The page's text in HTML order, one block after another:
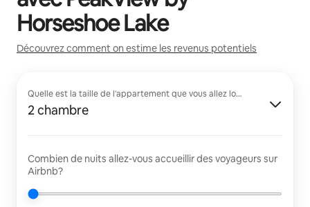
Horseshoe Lake
Découvrez comment on estime les revenus potentiels
Quelle est la taille de l'appartement que vous allez louer?
2 chambre
Combien de nuits allez-vous accueillir des voyageurs sur
Airbnb?